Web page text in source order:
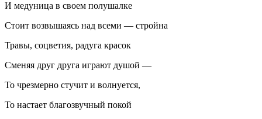
И медуница в своем полушалке
Стоит возвышаясь над всеми — стройна
Травы, соцветия, радуга красок
Сменяя друг друга играют душой —
То чрезмерно стучит и волнуется,
То настает благозвучный покой